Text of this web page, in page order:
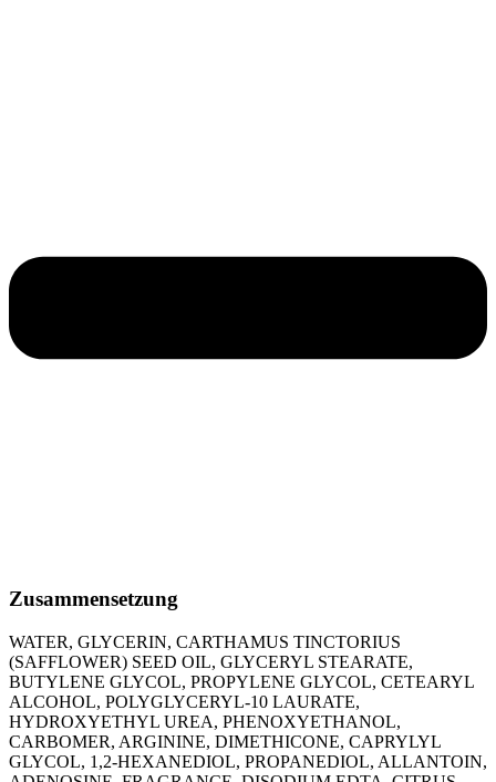
Zusammensetzung
WATER, GLYCERIN, CARTHAMUS TINCTORIUS
(SAFFLOWER) SEED OIL, GLYCERYL STEARATE,
BUTYLENE GLYCOL, PROPYLENE GLYCOL, CETEARYL
ALCOHOL, POLYGLYCERYL-10 LAURATE,
HYDROXYETHYL UREA, PHENOXYETHANOL,
CARBOMER, ARGININE, DIMETHICONE, CAPRYLYL
GLYCOL, 1,2-HEXANEDIOL, PROPANEDIOL, ALLANTOIN,